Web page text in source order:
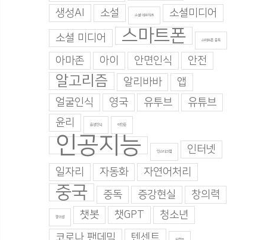
생성AI 소설 소셜 네트워크 소셜미디어
소셜 미디어 스마트폰 스마트폰 중독
아마존 아이 안면인식 안전
알고리즘 알리바바
앱
얼굴인식
영국 유투브
유튜브
윤리
음성인식 이인준
인공지능 인스타그램
인터넷
일자리
자동화 자연어처리
중국 중독 증강현실 창의력
창의성 챗봇 챗GPT
청소년
코로나 팬데믹
텐센트